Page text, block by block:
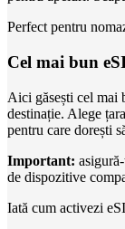
Perfect pentru
Cel mai bun
Aici găsești cel mai
destinație. Alege
pentru care dorești
Important:
de dispozitive
Iată cum activezi